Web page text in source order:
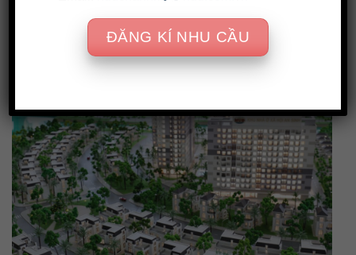
điểm vui chơi giải trí lý tưởng vào buổi tối. Nơi đây có rất
nhiều hoạt động vui chơi giải trí và khám phá ẩm thực
ĐĂNG KÍ NHU CẦU